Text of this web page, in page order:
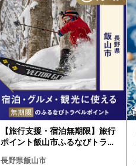
【旅行支援・宿泊無期限】旅行
ポイント飯山市ふるなびトラベ
長野県飯山市